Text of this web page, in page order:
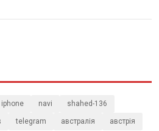
iphone navi shahed-136
telegram австралія австрія